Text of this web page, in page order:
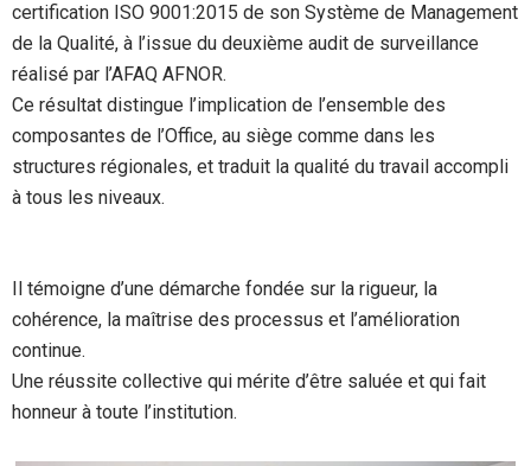
certification ISO 9001:2015 de son Système de Management
de la Qualité, à l’issue du deuxième audit de surveillance
réalisé par l’AFAQ AFNOR.
Ce résultat distingue l’implication de l’ensemble des
composantes de l’Office, au siège comme dans les
structures régionales, et traduit la qualité du travail accompli
à tous les niveaux.
Il témoigne d’une démarche fondée sur la rigueur, la
cohérence, la maîtrise des processus et l’amélioration
continue.
Une réussite collective qui mérite d’être saluée et qui fait
honneur à toute l’institution.